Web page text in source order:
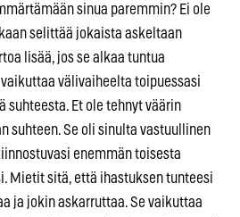
sinua paremmin? Ei ole
selittää jokaista askeltaan
lisää, jos se alkaa tuntua
välivaiheelta toipuessasi
suhteesta. Et ole tehnyt väärin
suhteen. Se oli sinulta vastuullinen
enemmän toisesta
Mietit sitä, että ihastuksen tunteesi
ja jokin askarruttaa. Se vaikuttaa